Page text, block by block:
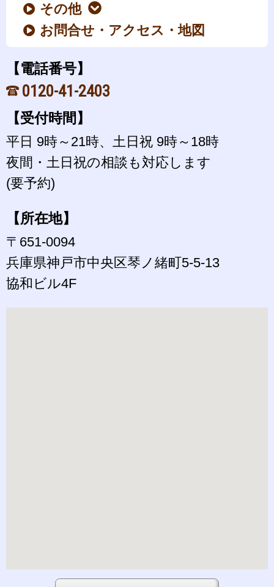
その他
お問合せ・アクセス・地図
【電話番号】
0120-41-2403
【受付時間】
平日 9時～21時、土日祝 9時～18時
夜間・土日祝の相談も対応します
(要予約)
【所在地】
〒651-0094
兵庫県神戸市中央区琴ノ緒町5-5-13
協和ビル4F